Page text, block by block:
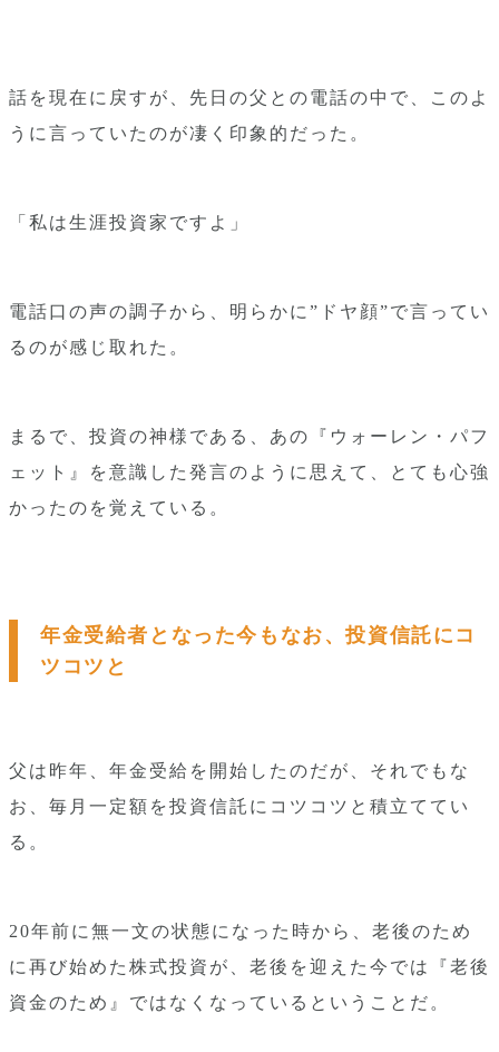
話を現在に戻すが、先日の父との電話の中で、このよ
うに言っていたのが凄く印象的だった。
「私は生涯投資家ですよ」
電話口の声の調子から、明らかに”ドヤ顔”で言ってい
るのが感じ取れた。
まるで、投資の神様である、あの『ウォーレン・パフ
ェット』を意識した発言のように思えて、とても心強
かったのを覚えている。
年金受給者となった今もなお、投資信託にコ
ツコツと
父は昨年、年金受給を開始したのだが、それでもな
お、毎月一定額を投資信託にコツコツと積立ててい
る。
20年前に無一文の状態になった時から、老後のため
に再び始めた株式投資が、老後を迎えた今では『老後
資金のため』ではなくなっているということだ。